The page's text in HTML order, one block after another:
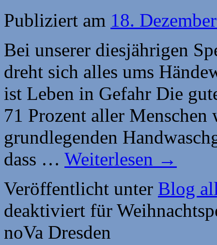
Publiziert am 18.
Bei unserer diesjährigen
dreht sich alles ums
ist Leben in Gefahr Die
71 Prozent aller
grundlegenden
dass … Weiterlesen →
Veröffentlicht unter Blog
deaktiviert für
noVa Dresden